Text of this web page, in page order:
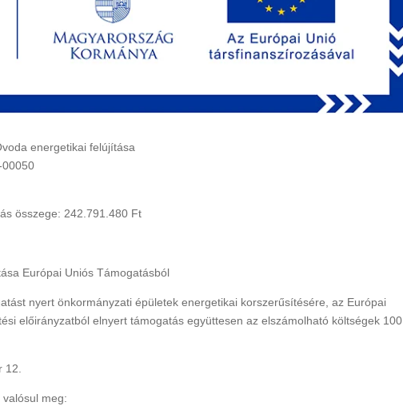
energetikai felújítása
00050
összege: 242.791.480 Ft
Európai Uniós Támogatásból
nyert önkormányzati épületek energetikai korszerűsítésére, az Európai
előirányzatból elnyert támogatás együttesen az elszámolható költségek 100
12.
meg:
Rákóczi Napok
programhelyszínek
Államalapítás ünnepe